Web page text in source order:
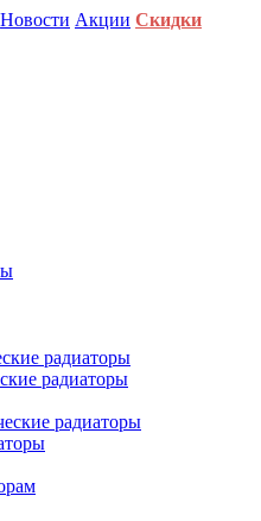
Новости Акции Скидки
радиаторы
радиаторы
радиаторы